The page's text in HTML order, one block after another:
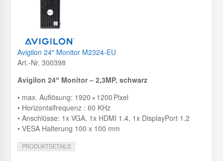
Avigilon 24″ Monitor M2324-EU
Art.-Nr. 300398
Avigilon 24″ Monitor – 2,3MP, schwarz
• max. Auflösung: 1920 × 1200 Pixel
• Horizontalfrequenz : 60 KHz
• Anschlüsse: 1x VGA, 1x HDMI 1.4, 1x DisplayPort 1.2
• VESA Halterung 100 x 100 mm
PRODUKTDETAILS